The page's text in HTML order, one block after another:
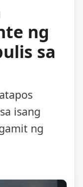
ng
sa
isang
ng